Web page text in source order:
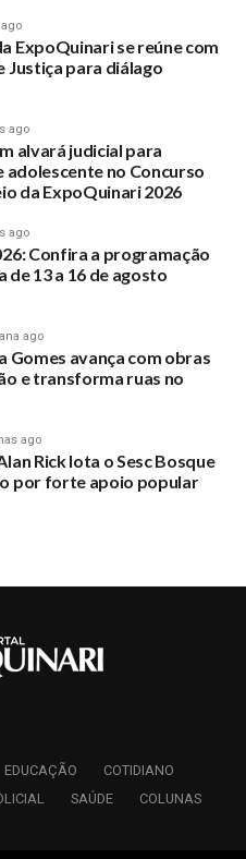
para cursos
ExpoQuinari se reúne com
Justiça para diálago
ago
alvará judicial para
adolescente no Concurso
da ExpoQuinari 2026
ago
Confira a programação
13 a 16 de agosto
ago
Gomes avança com obras
e transforma ruas no
ago
Rick lota o Sesc Bosque
por forte apoio popular
EDUCAÇÃO
COTIDIANO
SAÚDE COLUNAS